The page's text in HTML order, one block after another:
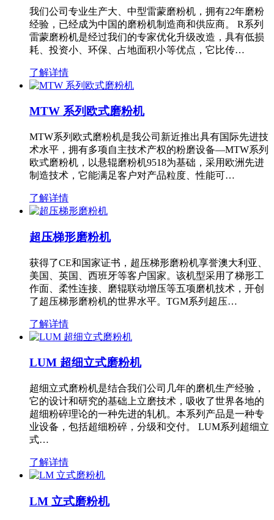
我们公司专业生产大、中型雷蒙磨粉机，拥有22年磨粉
经验，已经成为中国的磨粉机制造商和供应商。 R系列
雷蒙磨粉机是经过我们的专家优化升级改造，具有低损
耗、投资小、环保、占地面积小等优点，它比传…
了解详情
MTW 系列欧式磨粉机
MTW系列欧式磨粉机是我公司新近推出具有国际先进技
术水平，拥有多项自主技术产权的粉磨设备—MTW系列
欧式磨粉机，以悬辊磨粉机9518为基础，采用欧洲先进
制造技术，它能满足客户对产品粒度、性能可…
了解详情
超压梯形磨粉机
获得了CE和国家证书，超压梯形磨粉机享誉澳大利亚、
美国、英国、西班牙等客户国家。该机型采用了梯形工
作面、柔性连接、磨辊联动增压等五项磨机技术，开创
了超压梯形磨粉机的世界水平。TGM系列超压…
了解详情
LUM 超细立式磨粉机
超细立式磨粉机是结合我们公司几年的磨机生产经验，
它的设计和研究的基础上立磨技术，吸收了世界各地的
超细粉碎理论的一种先进的轧机。本系列产品是一种专
业设备，包括超细粉碎，分级和交付。 LUM系列超细立
式…
了解详情
LM 立式磨粉机